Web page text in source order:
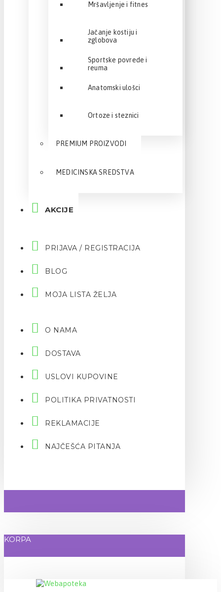
Mršavljenje i fitnes
Jačanje kostiju i
zglobova
Sportske povrede i
reuma
Anatomski ulošci
Ortoze i steznici
PREMIUM PROIZVODI
MEDICINSKA SREDSTVA
AKCIJE
PRIJAVA / REGISTRACIJA
BLOG
MOJA LISTA ŽELJA
O NAMA
DOSTAVA
USLOVI KUPOVINE
POLITIKA PRIVATNOSTI
REKLAMACIJE
NAJČEŠĆA PITANJA
KORPA